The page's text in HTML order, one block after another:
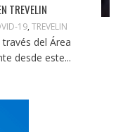
TREVELIN
19, TREVELIN
del Área
desde este...